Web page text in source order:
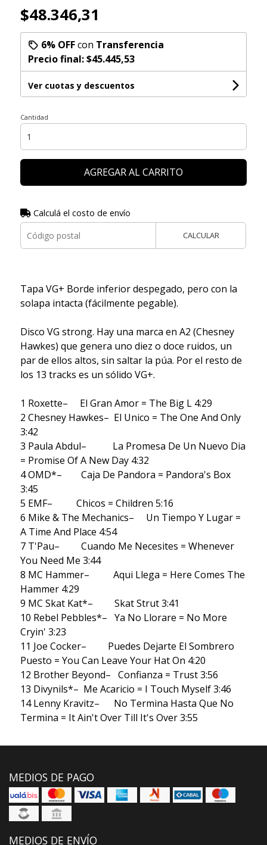
$48.346,31
6% OFFcon Transferencia
Precio final:$45.445,53
Ver cuotas y descuentos
Cantidad
AGREGAR AL CARRITO
Calculá el costo de envío
CALCULAR
Tapa VG+ Borde inferior despegado, pero con la
solapa intacta (fácilmente pegable).
Disco VG strong. Hay una marca en A2 (Chesney
Hawkes) que genera uno diez o doce ruidos, un
par de ellos altos, sin saltar la púa. Por el resto de
los 13 tracks es un sólido VG+.
1 Roxette– El Gran Amor = The Big L 4:29
2 Chesney Hawkes– El Unico = The One And Only
3:42
3 Paula Abdul– La Promesa De Un Nuevo Dia
= Promise Of A New Day 4:32
4 OMD*– Caja De Pandora = Pandora's Box
3:45
5 EMF– Chicos = Children 5:16
6 Mike & The Mechanics– Un Tiempo Y Lugar =
A Time And Place 4:54
7 T'Pau– Cuando Me Necesites = Whenever
You Need Me 3:44
8 MC Hammer– Aqui Llega = Here Comes The
Hammer 4:29
9 MC Skat Kat*– Skat Strut 3:41
10 Rebel Pebbles*– Ya No Llorare = No More
Cryin' 3:23
11 Joe Cocker– Puedes Dejarte El Sombrero
Puesto = You Can Leave Your Hat On 4:20
12 Brother Beyond– Confianza = Trust 3:56
13 Divynils*– Me Acaricio = I Touch Myself 3:46
14 Lenny Kravitz– No Termina Hasta Que No
Termina = It Ain't Over Till It's Over 3:55
MEDIOS DE PAGO
MEDIOS DE ENVÍO